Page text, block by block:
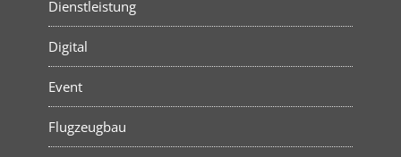
Dienstleistung
Digital
Event
Flugzeugbau